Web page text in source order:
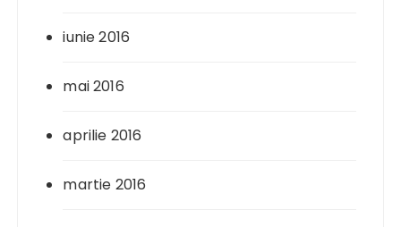
iunie 2016
mai 2016
aprilie 2016
martie 2016